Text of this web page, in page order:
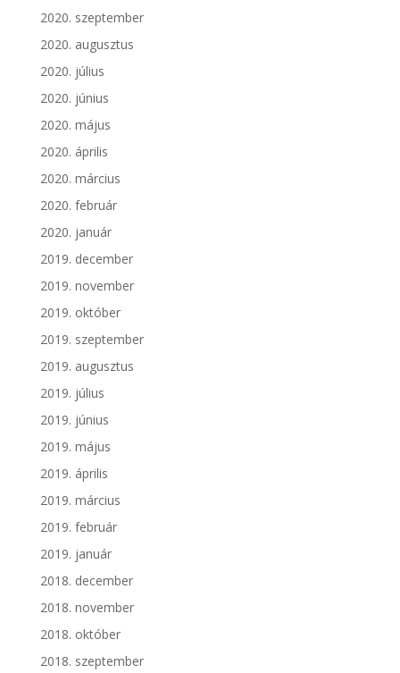
2020. szeptember
2020. augusztus
2020. július
2020. június
2020. május
2020. április
2020. március
2020. február
2020. január
2019. december
2019. november
2019. október
2019. szeptember
2019. augusztus
2019. július
2019. június
2019. május
2019. április
2019. március
2019. február
2019. január
2018. december
2018. november
2018. október
2018. szeptember